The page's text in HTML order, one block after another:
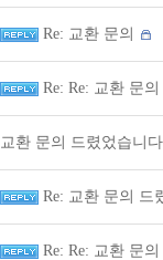
Re: 교환 문의
Re: Re: 교환 문
교환 문의 드렸었습니
Re: 교환 문의 드
Re: Re: 교환 문